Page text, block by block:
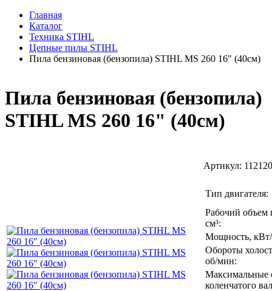
Главная
Каталог
Техника STIHL
Цепные пилы STIHL
Пила бензиновая (бензопила) STIHL MS 260 16" (40см)
Пила бензиновая (бензопила)
STIHL MS 260 16" (40см)
Артикул:
Тип двигателя:
Рабочий объем
см³:
Мощность,
Обороты
об/мин:
Максимальные
коленчатого